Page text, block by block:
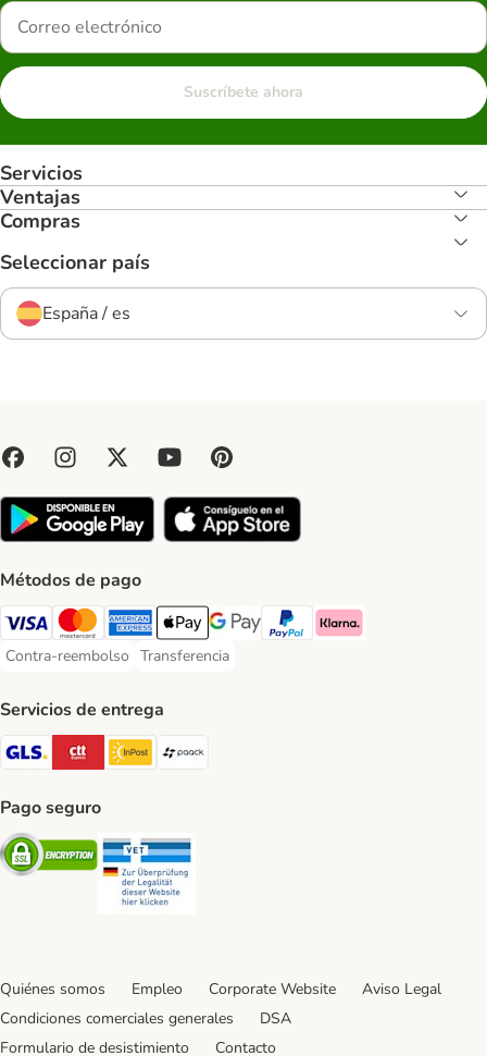
Suscríbete ahora
Servicios
Ventajas
Compras
Seleccionar país
España / es
Métodos de pago
Visa Payment Method
Mastercard Payment Method
American Express Payment Method
Apple Pay Payment Method
Google Pay Payment Method
PayPal Payment Method
Klarna Payment Method
Contra-reembolso
Contra-reembolso Payment Method
Transferencia
Transferencia Payment Method
Servicios de entrega
GLS Shipping Method
CTTExpress Shipping Method
InPost Shipping Method
paack Shipping Method
Pago seguro
Security
Quiénes somos Empleo Corporate Website
Aviso Legal
Condiciones comerciales generales
DSA
Formulario de desistimiento
Contacto